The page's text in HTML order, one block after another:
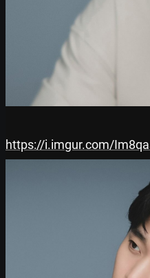
https://i.imgur.com/